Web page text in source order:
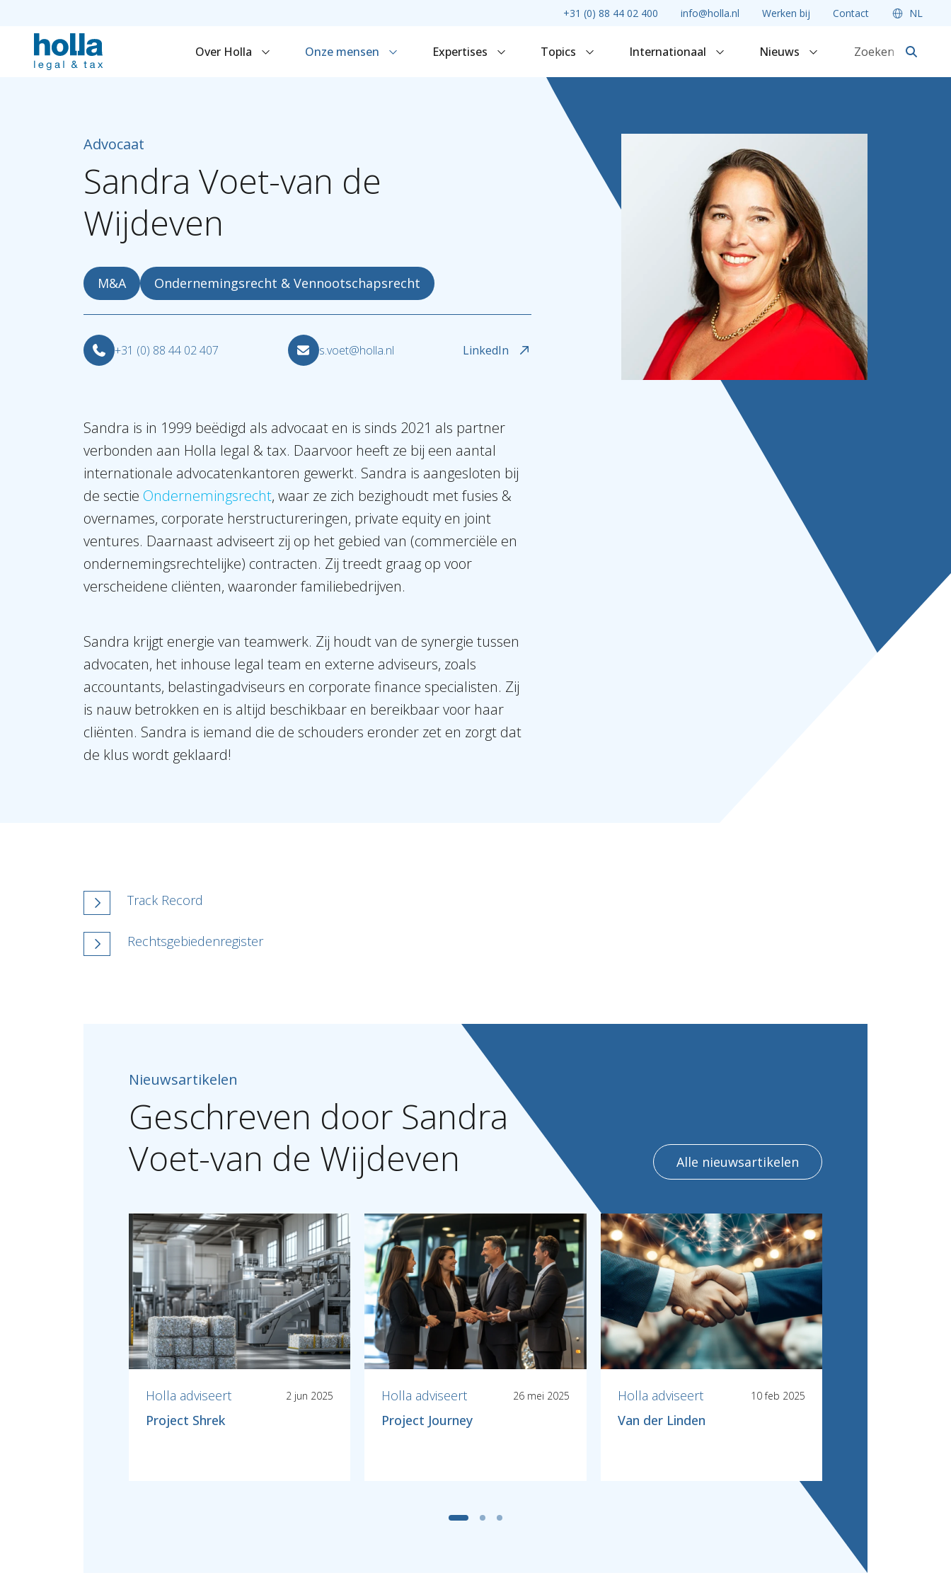
+31 (0) 88 44 02 400 info@holla.nl Werken bij Contact NL
Over Holla Onze mensen Expertises Topics Internationaal Nieuws
Advocaat
Sandra Voet-van de
Wijdeven
M&A Ondernemingsrecht & Vennootschapsrecht
+31 (0) 88 44 02 407 s.voet@holla.nl LinkedIn
Sandra is in 1999 beëdigd als advocaat en is sinds 2021 als partner
verbonden aan Holla legal & tax. Daarvoor heeft ze bij een aantal
internationale advocatenkantoren gewerkt. Sandra is aangesloten bij
de sectie Ondernemingsrecht, waar ze zich bezighoudt met fusies &
overnames, corporate herstructureringen, private equity en joint
ventures. Daarnaast adviseert zij op het gebied van (commerciële en
ondernemingsrechtelijke) contracten. Zij treedt graag op voor
verscheidene cliënten, waaronder familiebedrijven.
Sandra krijgt energie van teamwerk. Zij houdt van de synergie tussen
advocaten, het inhouse legal team en externe adviseurs, zoals
accountants, belastingadviseurs en corporate finance specialisten. Zij
is nauw betrokken en is altijd beschikbaar en bereikbaar voor haar
cliënten. Sandra is iemand die de schouders eronder zet en zorgt dat
de klus wordt geklaard!
Track Record
Rechtsgebiedenregister
Nieuwsartikelen
Geschreven door Sandra
Voet-van de Wijdeven Alle nieuwsartikelen
Holla adviseert 2 jun 2025
Project Shrek
Holla adviseert 26 mei 2025
Project Journey
Holla adviseert 10 feb 2025
Van der Linden